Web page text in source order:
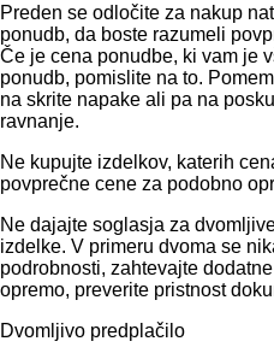
Preden se odločite za nakup
ponudb, da boste razumeli
Če je cena ponudbe, ki vam je
ponudb, pomislite na to.
na skrite napake ali pa na
ravnanje.
Ne kupujte izdelkov, katerih
povprečne cene za podobno
Ne dajajte soglasja za
izdelke. V primeru dvoma se
podrobnosti, zahtevajte
opremo, preverite pristnost
Dvomljivo predplačilo